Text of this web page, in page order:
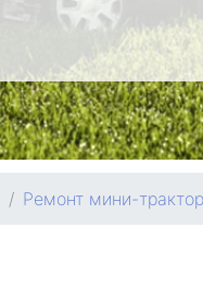
Ремонт мини-